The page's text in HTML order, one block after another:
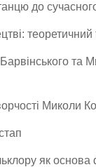
танцю до
та
Миколи
як